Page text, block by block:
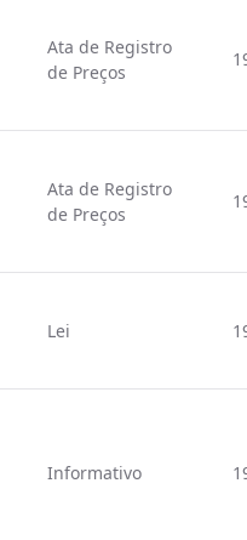
Ata de Registro
de Preços
Ata de Registro
de Preços
Lei
Informativo